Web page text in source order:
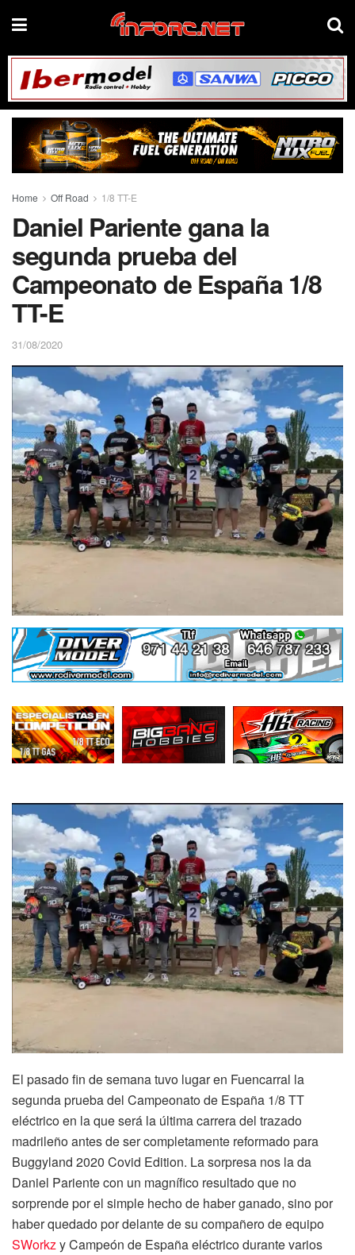
Home Off Road 1/8 TT-E
Daniel Pariente gana la
segunda prueba del
Campeonato de España 1/8
TT-E
31/08/2020
El pasado fin de semana tuvo lugar en Fuencarral la
segunda prueba del Campeonato de España 1/8 TT
eléctrico en la que será la última carrera del trazado
madrileño antes de ser completamente reformado para
Buggyland 2020 Covid Edition. La sorpresa nos la da
Daniel Pariente con un magnífico resultado que no
sorprende por el simple hecho de haber ganado, sino por
haber quedado por delante de su compañero de equipo
SWorkzy Campeón de España eléctrico durante varios